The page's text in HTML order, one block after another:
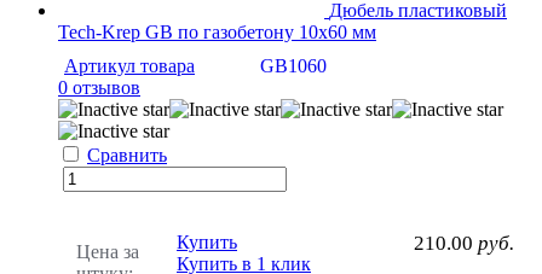
Дюбель пластиковый
Tech-Krep GB по газобетону 10х60 мм
Артикул товара
GB1060
0 отзывов
Сравнить
Цена за
210.00 руб.
Купить
Купить в 1 клик